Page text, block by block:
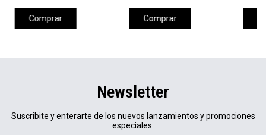
Comprar Comprar
Newsletter
Suscribite y enterarte de los nuevos lanzamientos y promociones
especiales.